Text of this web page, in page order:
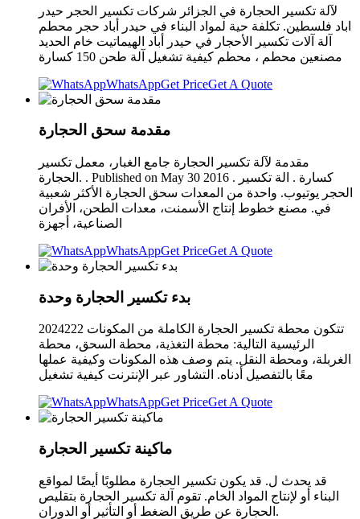
لآلة تكسير الحجارة في الجزائر شركات تكسير الحجر حيدر
اباد فلسطين. تكلفة حية لمواد البناء في حيدر أباد حجر محطم
آلة آلات تكسير الأحجار في حيدر أباد الهيماتيت خام الحديد
مصنعين محطم ، محطم كيفية تشغيل آلة طحن 150 كسارة
WhatsAppGet PriceGet A Quote
مقدمة سحق الحجارة
مقدمة لآلة تكسير الحجارة جامع الغبار، معمل تكسير
الحجارة. . Published on May 30 2016 . كسارة . الة تكسير
الحجر يوتيوب. واحدة من المعدات سحق الحجارة الأكثر شعبية
في. مصنع خطوط إنتاج الأسمنت، معدات الطحن، الأفران
الصناعية، أجهزة
WhatsAppGet PriceGet A Quote
بدء تكسير الحجارة وحدة
2024222 تتكون محطة تكسير الحجارة الكاملة من المكونات
الرئيسية التالية: محطة التغذية، محطة السحق، محطة
الغربلة، ومحطة النقل. يتم وصف هذه المكونات وكيفية عملها
معًا بالتفصيل أدناه. التشاور عبر الإنترنت كيفية تشغيل
WhatsAppGet PriceGet A Quote
ماكينة تكسير الحجارة
قد يحدث ل. قد يكون تكسير الحجارة مطلوبًا أيضًا لمواقع
البناء أو لإنتاج المواد الخام. تقوم آلة تكسير الحجارة بتقليص
الحجارة عن طريق الضغط أو التأثير أو الدوران.